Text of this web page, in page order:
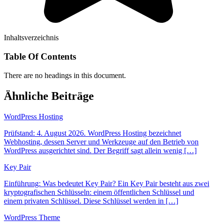
Inhaltsverzeichnis
Table Of Contents
There are no headings in this document.
Ähnliche Beiträge
WordPress Hosting
Prüfstand: 4. August 2026. WordPress Hosting bezeichnet
Webhosting, dessen Server und Werkzeuge auf den Betrieb von
WordPress ausgerichtet sind. Der Begriff sagt allein wenig […]
Key Pair
Einführung: Was bedeutet Key Pair? Ein Key Pair besteht aus zwei
kryptografischen Schlüsseln: einem öffentlichen Schlüssel und
einem privaten Schlüssel. Diese Schlüssel werden in […]
WordPress Theme